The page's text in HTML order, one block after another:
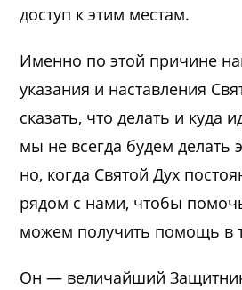
доступ к этим местам.
Именно по этой причине
указания и наставления
сказать, что делать и куда
мы не всегда будем делать
но, когда Святой Дух
рядом с нами, чтобы
можем получить помощь в
Он — величайший